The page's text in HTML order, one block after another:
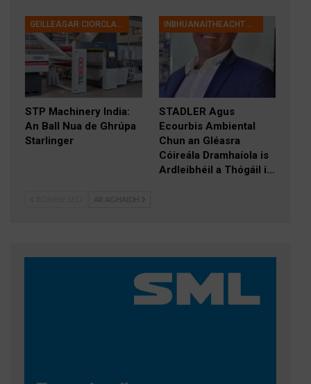
GEILLEAGAR CIORCLACH
STP Machinery India:
An Ball Nua de Ghrúpa
Starlinger
INBHUANAITHEACHT & ATHCHÚRSÁIL
STADLER Agus
Ecourbis Ambiental
Chun an Gléasra
Cóireála Dramhaíola is
Ardleibhéil a Thógáil i…
AR AGHAIDH